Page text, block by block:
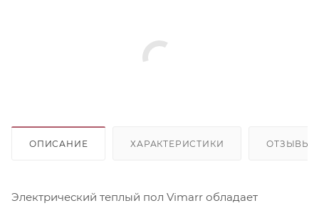
ОПИСАНИЕ ХАРАКТЕРИСТИКИ ОТЗЫВЫ
Электрический теплый пол Vimarr обладает